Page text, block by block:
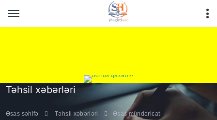
Təhsil xəbərləri
Əsas səhifə Təhsil xəbərləri Əsas mündəricat